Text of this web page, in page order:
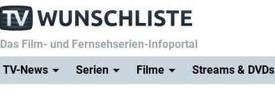
Das Film- und Fernsehserien-Infoportal
TV-News
Serien Filme Streams & DVDs